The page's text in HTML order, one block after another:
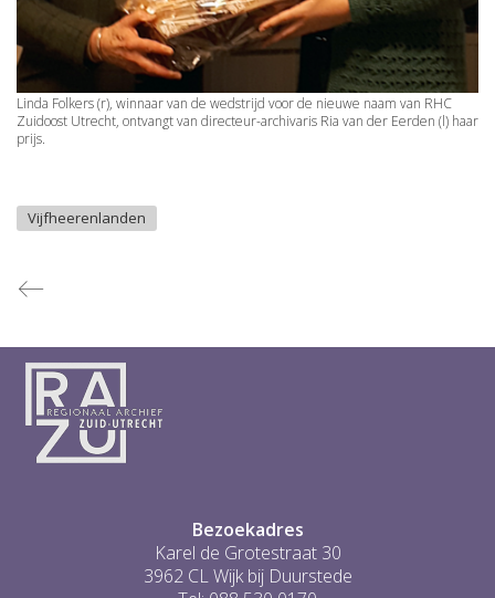
Linda Folkers (r), winnaar van de wedstrijd voor de nieuwe naam van RHC
Zuidoost Utrecht, ontvangt van directeur-archivaris Ria van der Eerden (l) haar
prijs.
Vijfheerenlanden
Bezoekadres
Karel de Grotestraat 30
3962 CL Wijk bij Duurstede